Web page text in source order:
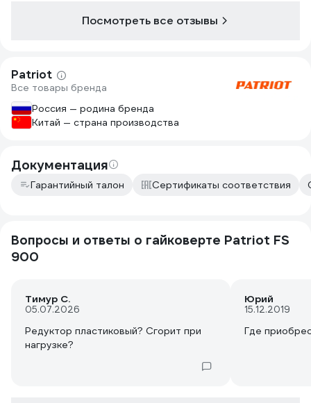
мощности той, что ожидалось не было
Посмотреть все отзывы
Patriot
Все товары бренда
Россия — родина бренда
Китай — страна производства
Документация
Гарантийный талон Сертификаты соответствия
Вопросы и ответы о гайковерте Patriot FS
900
Тимур С.
05.07.2026
Редуктор пластиковый? Сгорит при
нагрузке?
Юрий
15.12.2019
Где